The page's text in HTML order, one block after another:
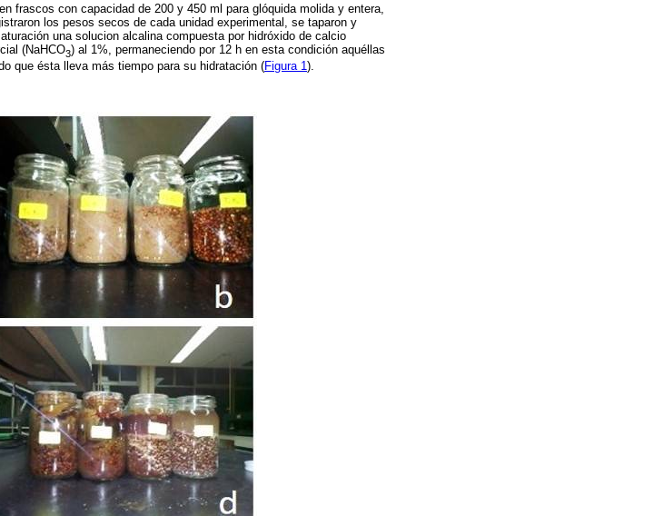
frascos con capacidad de 200 y 450 ml para glóquida molida y entera,
los pesos secos de cada unidad experimental, se taparon y
una solucion alcalina compuesta por hidróxido de calcio
(NaHCO3) al 1%, permaneciendo por 12 h en esta condición aquéllas
que ésta lleva más tiempo para su hidratación (Figura 1).